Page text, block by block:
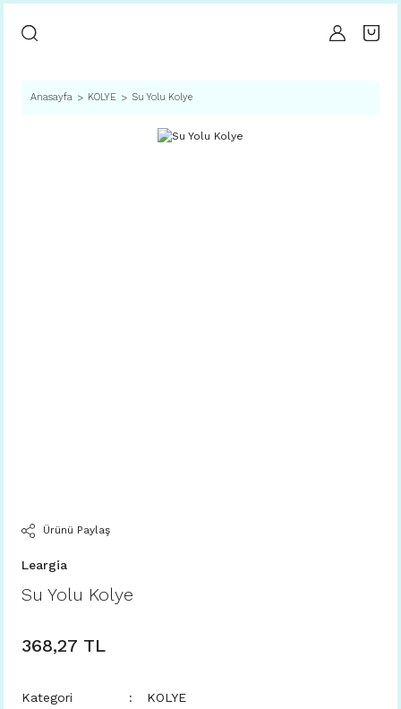
Anasayfa KOLYE Su Yolu Kolye
Ürünü Paylaş
Leargia
Su Yolu Kolye
368,27 TL
Kategori
KOLYE